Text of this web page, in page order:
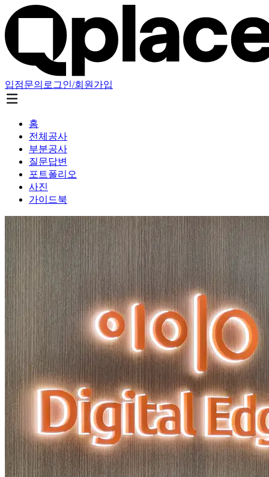
입점문의 로그인/회원가입
홈
전체공사
부분공사
질문답변
포트폴리오
사진
가이드북